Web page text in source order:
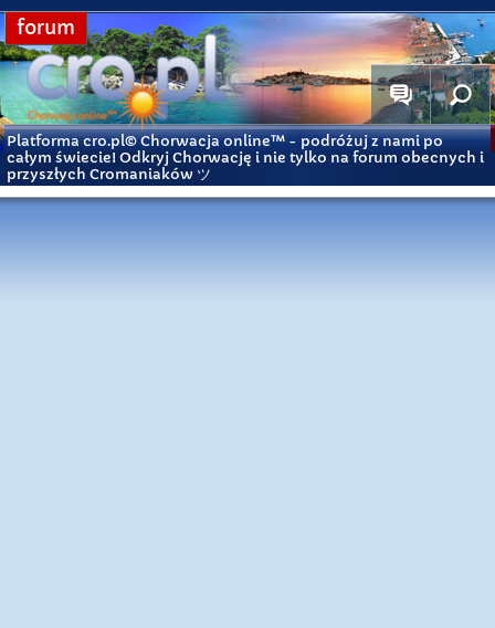
forum
Platforma cro.pl© Chorwacja online™ - podróżuj z nami po
całym świecie! Odkryj Chorwację i nie tylko na forum obecnych i
przyszłych Cromaniaków ツ